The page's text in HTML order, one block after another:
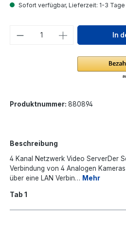
Sofort verfügbar, Lieferzeit: 1-3 Tage
Produkt Anzahl: GibIn
Produktnummer: 880894
Beschreibung
4 Kanal Netzwerk Video ServerDer
Verbindung von 4 Analogen
über eine LAN Verbin… Mehr
Tab 1